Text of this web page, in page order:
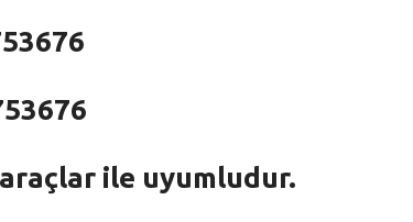
ile uyumludur.